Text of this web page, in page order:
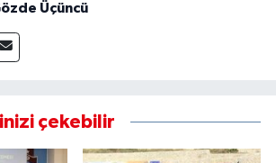
Üçüncü
çekebilir